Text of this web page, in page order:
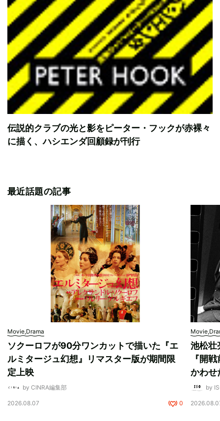
伝説的クラブの光と影をピーター・フックが赤裸々
に描く、ハシエンダ回顧録が刊行
最近話題の記事
Movie,Drama
ソクーロフが90分ワンカットで描いた『エ
ルミタージュ幻想』リマスター版が期間限
定上映
by CINRA編集部
2026.08.07 0
池松壮
『開
かわせ
by